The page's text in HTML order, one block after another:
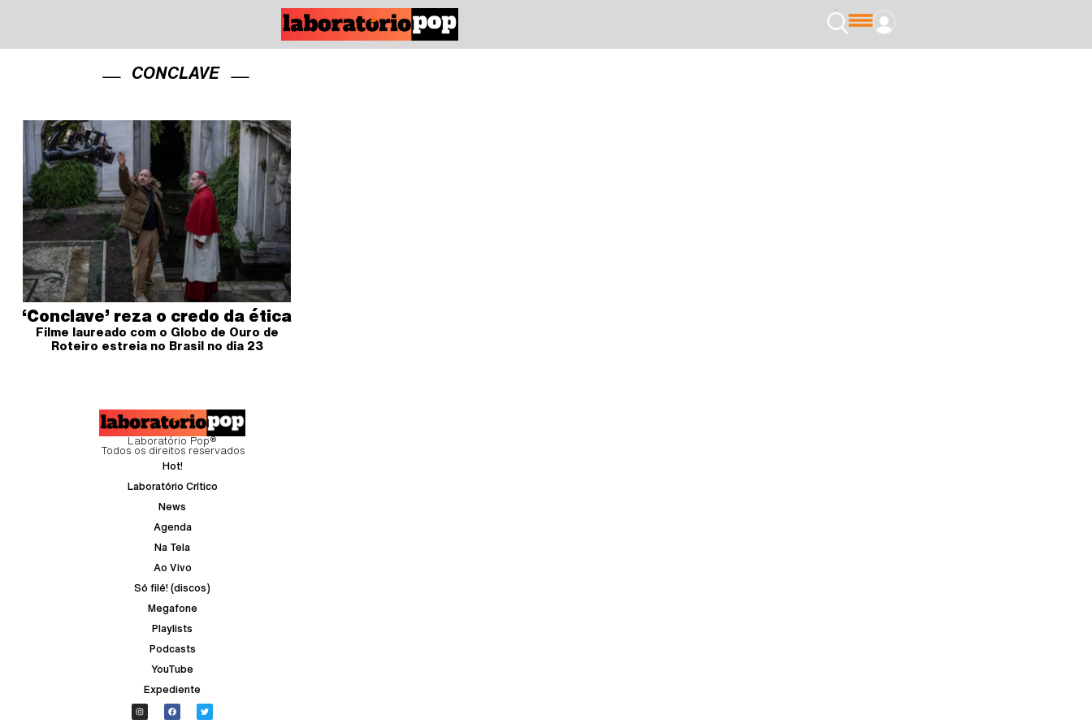
CONCLAVE
‘Conclave’ reza o credo da ética
Filme laureado com o Globo de Ouro de
Roteiro estreia no Brasil no dia 23
Laboratório Pop®
Todos os direitos reservados
Hot!
Laboratório Crítico
News
Agenda
Na Tela
Ao Vivo
Só filé! (discos)
Megafone
Playlists
Podcasts
YouTube
Expediente